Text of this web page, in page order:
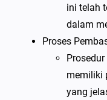
ini telah
dalam
Proses
memiliki
yang